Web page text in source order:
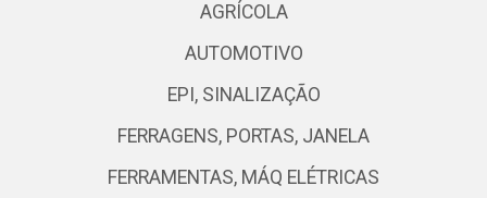
AGRÍCOLA
AUTOMOTIVO
EPI, SINALIZAÇÃO
FERRAGENS, PORTAS, JANELA
FERRAMENTAS, MÁQ ELÉTRICAS